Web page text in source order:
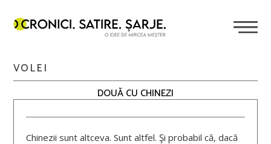
VOLEI
DOUĂ CU CHINEZI
Chinezii sunt altceva. Sunt altfel. Şi probabil că, dacă